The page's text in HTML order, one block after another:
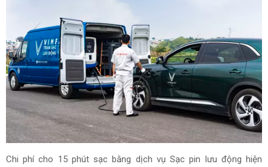
Chi phí cho 15 phút sạc bằng dịch vụ Sạc pin lưu động hiện